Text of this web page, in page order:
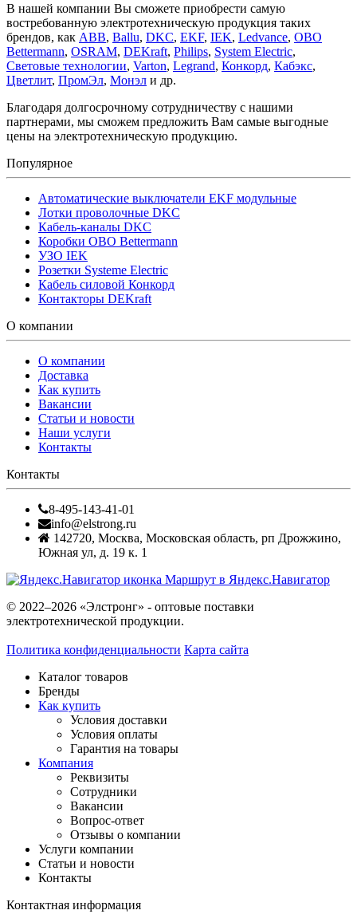
В нашей компании Вы сможете приобрести самую
востребованную электротехническую продукция таких
брендов, как ABB, Ballu, DKC, EKF, IEK, Ledvance, OBO
Bettermann, OSRAM, DEKraft, Philips, System Electric,
Световые технологии, Varton, Legrand, Конкорд, Кабэкс,
Цветлит, ПромЭл, Монэл и др.
Благодаря долгосрочному сотрудничеству с нашими
партнерами, мы сможем предложить Вам самые выгодные
цены на электротехническую продукцию.
Популярное
Автоматические выключатели EKF модульные
Лотки проволочные DKC
Кабель-каналы DKC
Коробки OBO Bettermann
УЗО IEK
Розетки Systeme Electric
Кабель силовой Конкорд
Контакторы DEKraft
О компании
О компании
Доставка
Как купить
Вакансии
Статьи и новости
Наши услуги
Контакты
Контакты
8-495-143-41-01
info@elstrong.ru
142720, Москва, Московская область, рп Дрожжино,
Южная ул, д. 19 к. 1
Маршрут в Яндекс.Навигатор
© 2022–2026 «Элстронг» - оптовые поставки
электротехнической продукции.
Политика конфиденциальности Карта сайта
Каталог товаров
Бренды
Как купить
Условия доставки
Условия оплаты
Гарантия на товары
Компания
Реквизиты
Сотрудники
Вакансии
Вопрос-ответ
Отзывы о компании
Услуги компании
Статьи и новости
Контакты
Контактная информация